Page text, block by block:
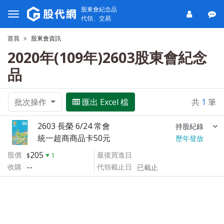
股東會紀念品
代領、交易
首頁 股東會資訊
2020年(109年)2603股東會紀念
品
批次操作 匯出 Excel 檔 共 1 筆
2603 長榮 6/24 常會 持股紀錄
統一超商商品卡50元
歷年發放
股價
205
1
收購 --
最後買進日
代領截止日
已截止